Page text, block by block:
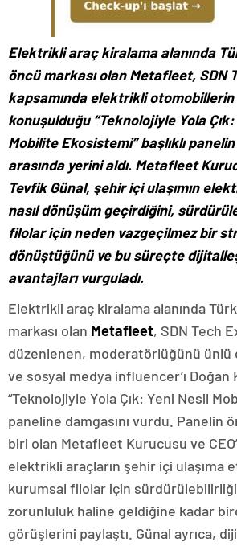
Elektrikli araç kiralama alanında
öncü markası olan Metafleet, SDN
kapsamında elektrikli
konuşulduğu “Teknolojiyle Yola
Mobilite Ekosistemi” başlıklı
arasında yerini aldı. Metafleet
Tevfik Günal, şehir içi ulaşımın
nasıl dönüşüm geçirdiğini,
filolar için neden vazgeçilmez bir
dönüştüğünü ve bu süreçte
avantajları vurguladı.
Elektrikli araç kiralama alanında
markası olan Metafleet, SDN Tech
düzenlenen, moderatörlüğünü ünlü
ve sosyal medya influencer’ı Doğan
“Teknolojiyle Yola Çık: Yeni Nesil
paneline damgasını vurdu. Panelin
biri olan Metafleet Kurucusu ve
elektrikli araçların şehir içi ulaşıma
kurumsal filolar için
zorunluluk haline geldiğine kadar
görüşlerini paylaştı. Günal ayrıca,